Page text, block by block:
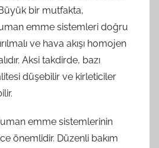
Büyük bir mutfakta,
emme sistemleri doğru
ve hava akışı homojen
Aksi takdirde, bazı
düşebilir ve kirleticiler
emme sistemlerinin
önemlidir. Düzenli bakım